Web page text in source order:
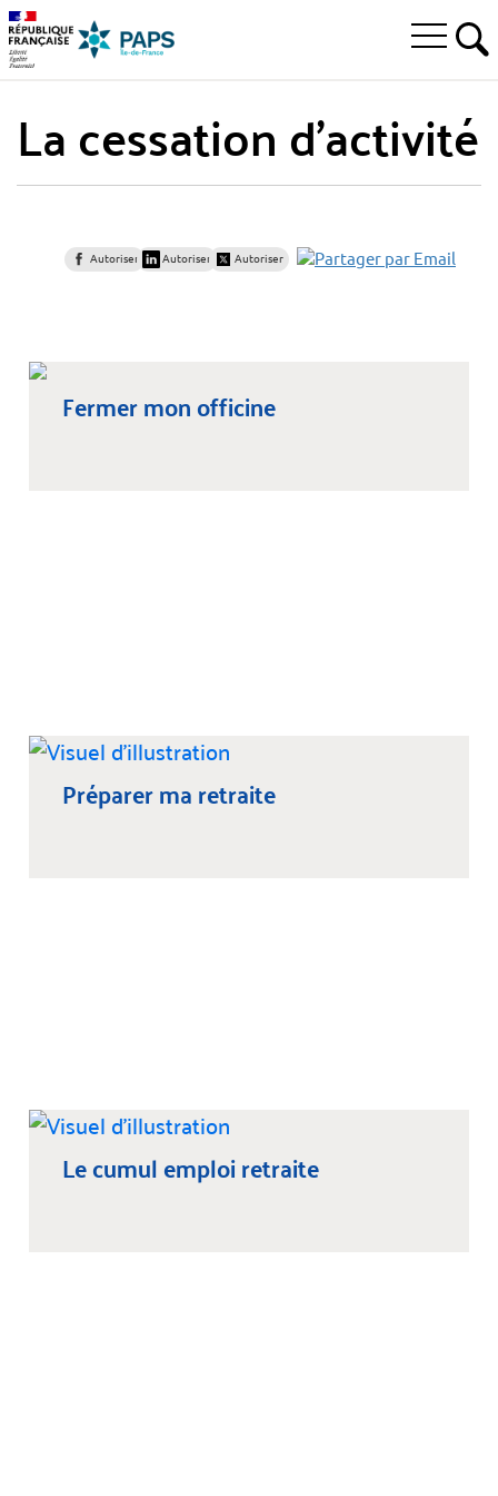
Aller
la
Aller
au
menu
Aller
au
contenu
Ouvrir
principal
La cessation d'activité
Autoriser Autoriser Autoriser
Fermer mon officine
Préparer ma retraite
Le cumul emploi retraite